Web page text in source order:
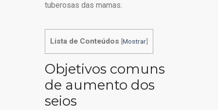
tuberosas das mamas.
Lista de Conteúdos [Mostrar]
Objetivos comuns
de aumento dos
seios